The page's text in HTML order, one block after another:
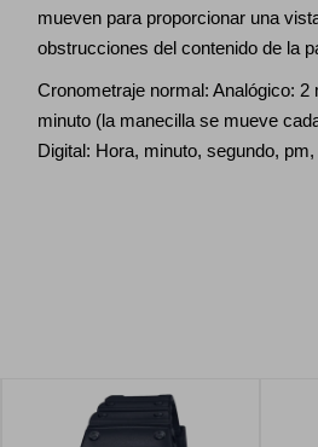
mueven para proporcionar una
obstrucciones del contenido de la
Cronometraje normal: Analógico: 2
minuto (la manecilla se mueve
Digital: Hora, minuto, segundo,